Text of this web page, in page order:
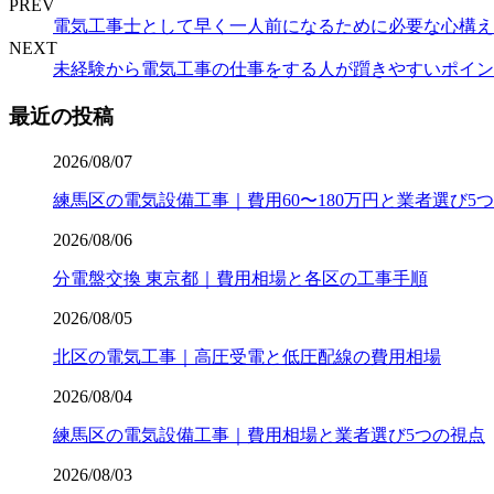
PREV
電気工事士として早く一人前になるために必要な心構
NEXT
未経験から電気工事の仕事をする人が躓きやすいポイ
最近の投稿
2026/08/07
練馬区の電気設備工事｜費用60〜180万円と業者選び5
2026/08/06
分電盤交換 東京都｜費用相場と各区の工事手順
2026/08/05
北区の電気工事｜高圧受電と低圧配線の費用相場
2026/08/04
練馬区の電気設備工事｜費用相場と業者選び5つの視点
2026/08/03